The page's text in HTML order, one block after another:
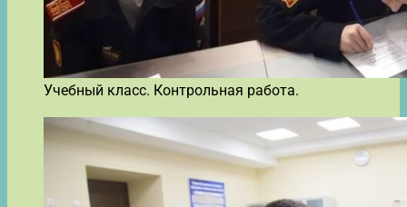
Учебный класс. Контрольная работа.